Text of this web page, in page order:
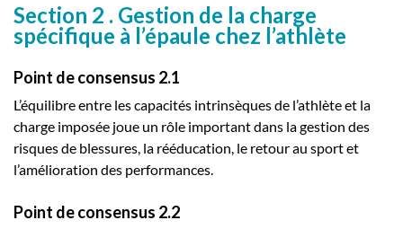
Section 2 . Gestion de la charge
spécifique à l’épaule chez l’athlète
Point de consensus 2.1
L’équilibre entre les capacités intrinsèques de l’athlète et la
charge imposée joue un rôle important dans la gestion des
risques de blessures, la rééducation, le retour au sport et
l’amélioration des performances.
Point de consensus 2.2